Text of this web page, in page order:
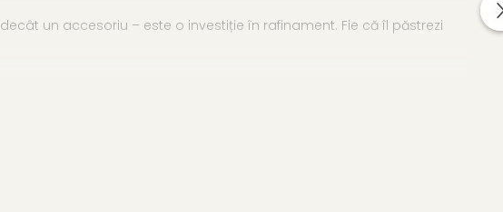
un accesoriu – este o investiție în rafinament. Fie că îl păstrezi